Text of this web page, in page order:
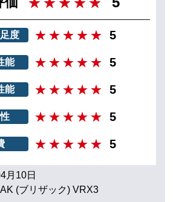
度 5
能 5
能 5
5
5
月10日
(ブリザック) VRX3